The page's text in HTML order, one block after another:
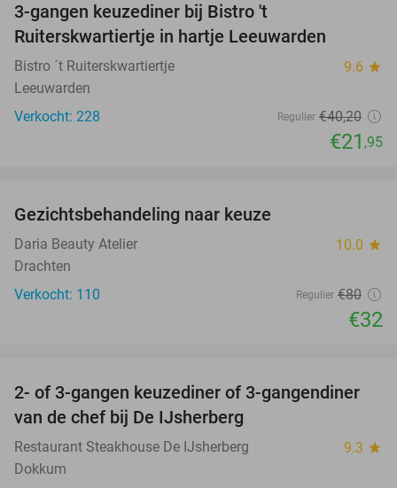
3-gangen keuzediner bij Bistro 't
Ruiterskwartiertje in hartje Leeuwarden
Bistro ´t Ruiterskwartiertje 9.6 star
Leeuwarden
Verkocht: 228
Regulier €40,20
€21 ,95
Gezichtsbehandeling naar keuze
Daria Beauty Atelier 10.0 star
Drachten
Verkocht: 110
Regulier €80
€32
47%
2- of 3-gangen keuzediner of 3-gangendiner
van de chef bij De IJsherberg
Restaurant Steakhouse De IJsherberg 9.3 star
Dokkum